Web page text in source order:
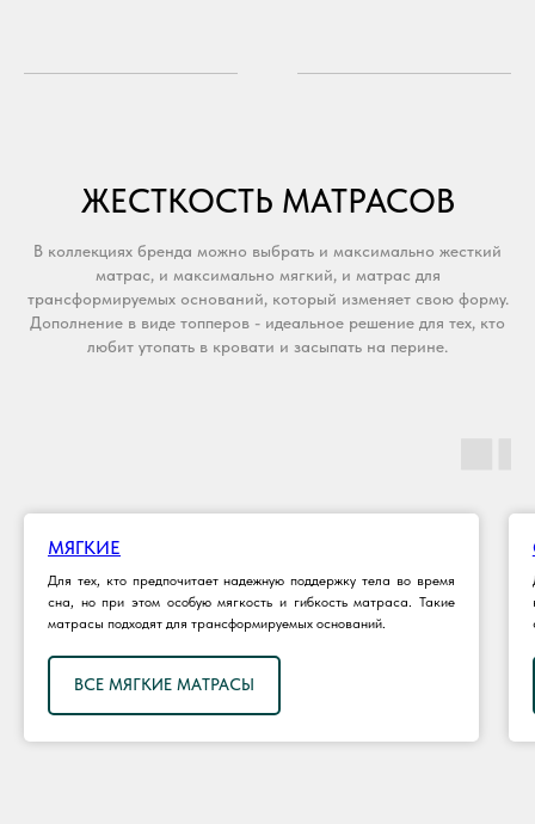
ЖЕСТКОСТЬ МАТРАСОВ
В коллекциях бренда можно выбрать и максимально жесткий
матрас, и максимально мягкий, и матрас для
трансформируемых оснований, который изменяет свою форму.
Дополнение в виде топперов - идеальное решение для тех, кто
любит утопать в кровати и засыпать на перине.
МЯГКИЕ
Для тех, кто предпочитает надежную поддержку тела во время
сна, но при этом особую мягкость и гибкость матраса. Такие
матрасы подходят для трансформируемых оснований.
ВСЕ МЯГКИЕ МАТРАСЫ